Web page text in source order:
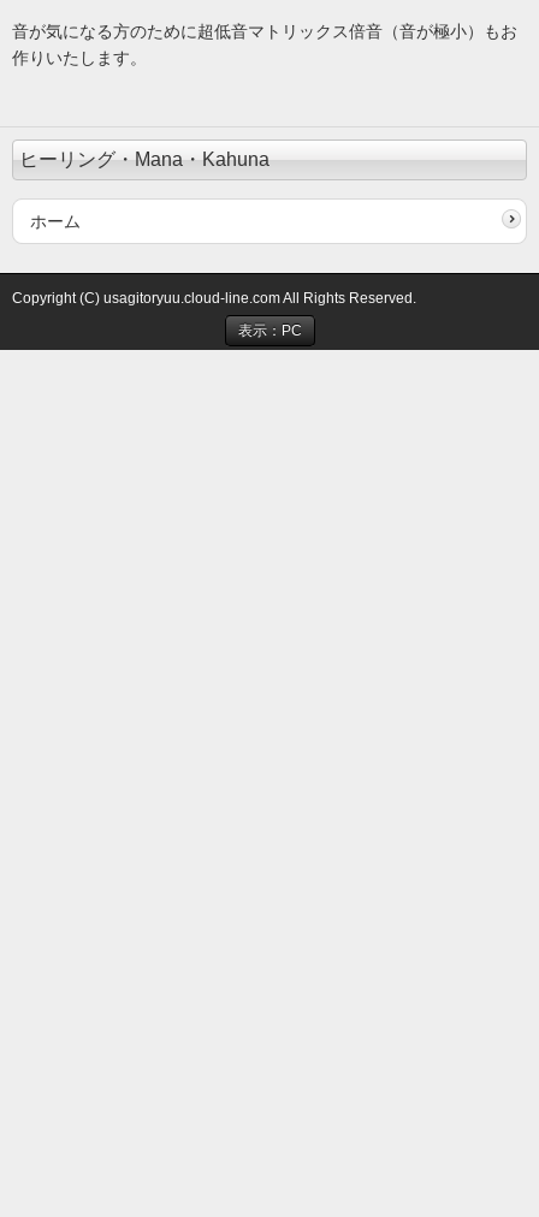
音が気になる方のために超低音マトリックス倍音（音が極小）もお
作りいたします。
ヒーリング・Mana・Kahuna
ホーム
Copyright (C) usagitoryuu.cloud-line.com All Rights Reserved.
表示：PC